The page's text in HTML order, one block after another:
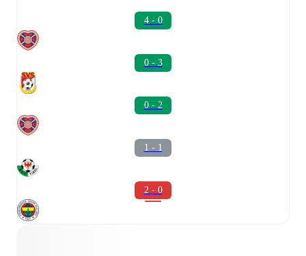
4 - 0
0 - 3
0 - 2
1 - 1
2 - 0